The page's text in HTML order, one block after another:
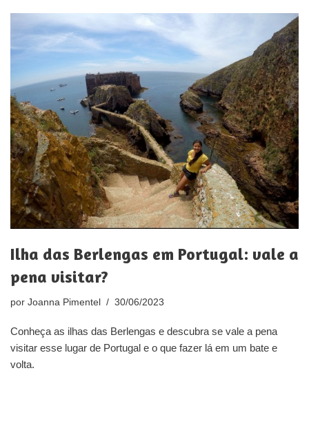
Ilha das Berlengas em Portugal: vale a
pena visitar?
por Joanna Pimentel 30/06/2023
Conheça as ilhas das Berlengas e descubra se vale a pena
visitar esse lugar de Portugal e o que fazer lá em um bate e
volta.